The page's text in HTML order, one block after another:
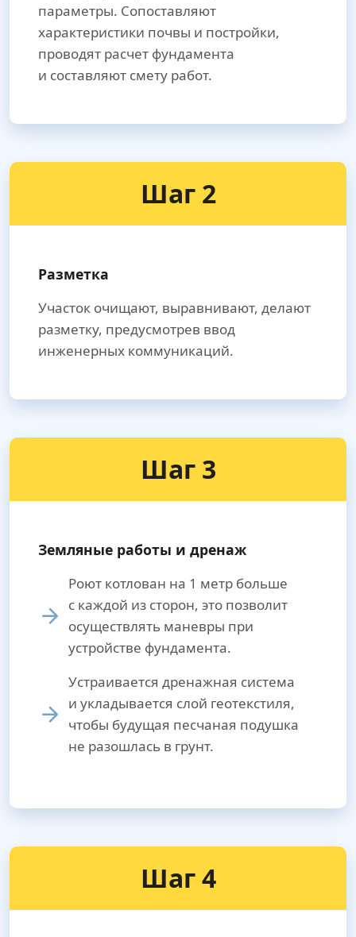
параметры. Сопоставляют
характеристики почвы и постройки,
проводят расчет фундамента
и составляют смету работ.
Шаг 2
Разметка
Участок очищают, выравнивают, делают
разметку, предусмотрев ввод
инженерных коммуникаций.
Шаг 3
Земляные работы и дренаж
Роют котлован на 1 метр больше
с каждой из сторон, это позволит
осуществлять маневры при
устройстве фундамента.
Устраивается дренажная система
и укладывается слой геотекстиля,
чтобы будущая песчаная подушка
не разошлась в грунт.
Шаг 4